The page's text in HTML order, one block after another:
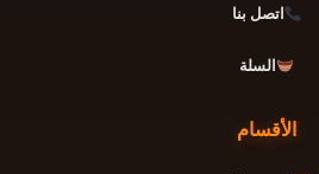
اتصل بنا
السلة
الأقسام